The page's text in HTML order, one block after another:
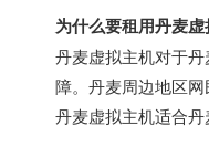
为什么要租用丹麦虚
丹麦虚拟主机对于
障。丹麦周边地区
丹麦虚拟主机适合丹